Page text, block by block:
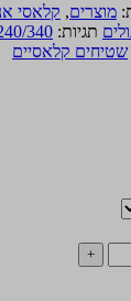
מוצרים, קלאסי
תגיות: 340
שטיחים קלאסיים